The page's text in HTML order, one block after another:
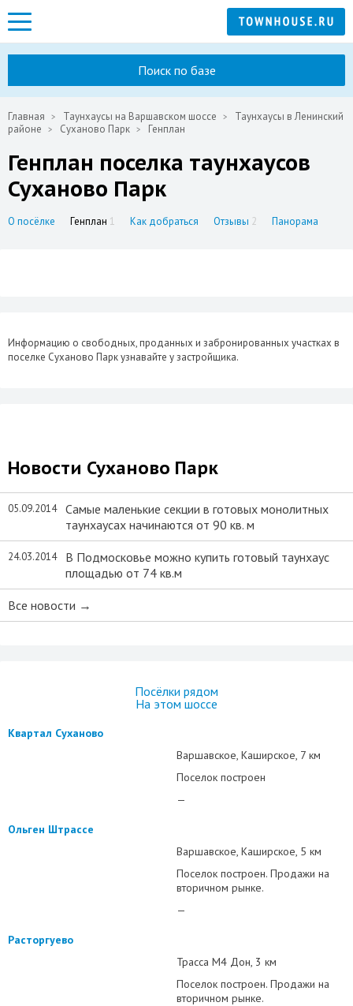
Поиск по базе
Главная Таунхаусы на Варшавском шоссе
Таунхаусы в Ленинский
районе
Суханово Парк Генплан
Генплан поселка таунхаусов
Суханово Парк
О посёлке Генплан 1 Как добраться Отзывы 2 Панорама
Информацию о свободных, проданных и забронированных участках в
поселке Суханово Парк узнавайте у застройщика.
Новости Суханово Парк
05.09.2014
Самые маленькие секции в готовых монолитных
таунхаусах начинаются от 90 кв. м
24.03.2014
В Подмосковье можно купить готовый таунхаус
площадью от 74 кв.м
Все новости →
Посёлки рядом
На этом шоссе
Квартал Суханово
Варшавское Каширское 7 км
Поселок построен
—
Ольген Штрассе
Варшавское Каширское 5 км
Поселок построен. Продажи на
вторичном рынке.
—
Расторгуево
Трасса М4 Дон 3 км
Поселок построен. Продажи на
вторичном рынке.